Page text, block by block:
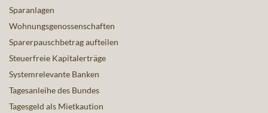
Sparanlagen
Wohnungsgenossenschaften
Sparerpauschbetrag aufteilen
Steuerfreie Kapitalerträge
Systemrelevante Banken
Tagesanleihe des Bundes
Tagesgeld als Mietkaution